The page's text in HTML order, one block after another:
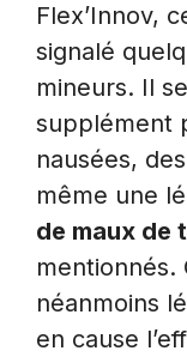
Flex’Innov,
signalé
mineurs. Il
supplément
nausées,
même une
de maux de
mentionnés.
néanmoins
en cause